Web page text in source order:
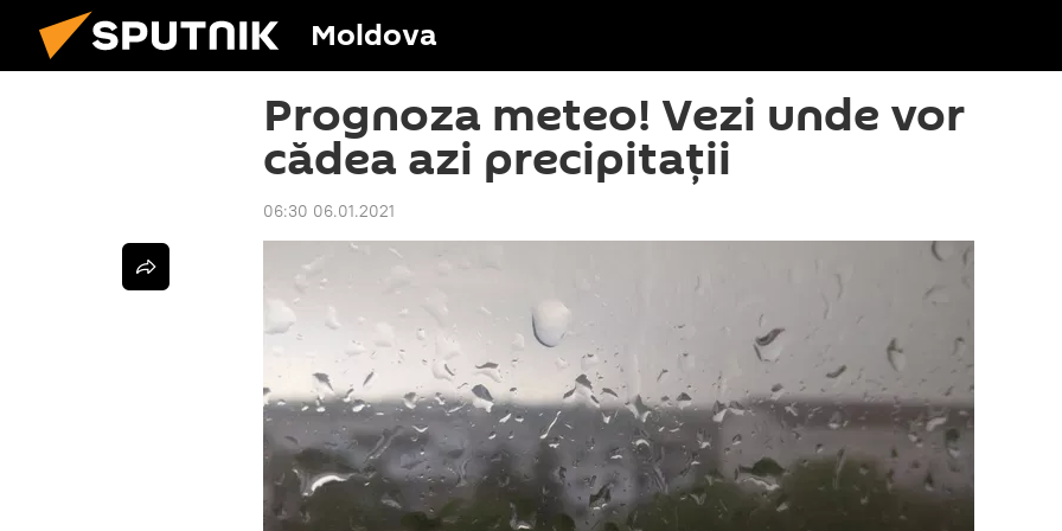
Moldova
Prognoza meteo! Vezi unde vor
cădea azi precipitații
06:30 06.01.2021